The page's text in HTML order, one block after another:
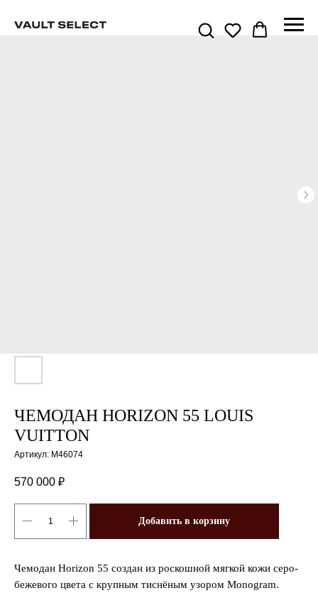
ЧЕМОДАН HORIZON 55 LOUIS
VUITTON
Артикул: M46074
570 000 ₽
Добавить в корзину
Чемодан Horizon 55 создан из роскошной мягкой кожи серо-
бежевого цвета с крупным тиснёным узором Monogram.